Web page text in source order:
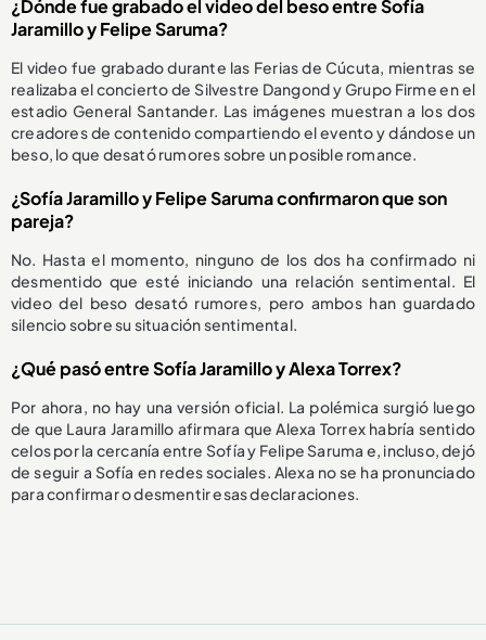
¿Dónde fue grabado el video del beso entre Sofía
Jaramillo y Felipe Saruma?
El video fue grabado durante las Ferias de Cúcuta, mientras se
realizaba el concierto de Silvestre Dangond y Grupo Firme en el
estadio General Santander. Las imágenes muestran a los dos
creadores de contenido compartiendo el evento y dándose un
beso, lo que desató rumores sobre un posible romance.
¿Sofía Jaramillo y Felipe Saruma confirmaron que son
pareja?
No. Hasta el momento, ninguno de los dos ha confirmado ni
desmentido que esté iniciando una relación sentimental. El
video del beso desató rumores, pero ambos han guardado
silencio sobre su situación sentimental.
¿Qué pasó entre Sofía Jaramillo y Alexa Torrex?
Por ahora, no hay una versión oficial. La polémica surgió luego
de que Laura Jaramillo afirmara que Alexa Torrex habría sentido
celos por la cercanía entre Sofía y Felipe Saruma e, incluso, dejó
de seguir a Sofía en redes sociales. Alexa no se ha pronunciado
para confirmar o desmentir esas declaraciones.